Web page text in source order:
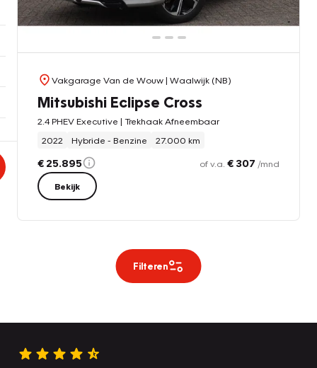
Vakgarage Van de Wouw| Waalwijk (NB)
Mitsubishi Eclipse Cross
2.4 PHEV Executive | Trekhaak Afneembaar
2022
Hybride - Benzine 27.000 km
€ 25.895 of v.a. € 307 /mnd
Bekijk
Filteren